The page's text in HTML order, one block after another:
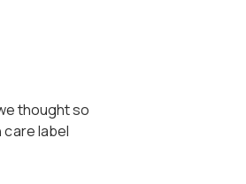
thought so
label